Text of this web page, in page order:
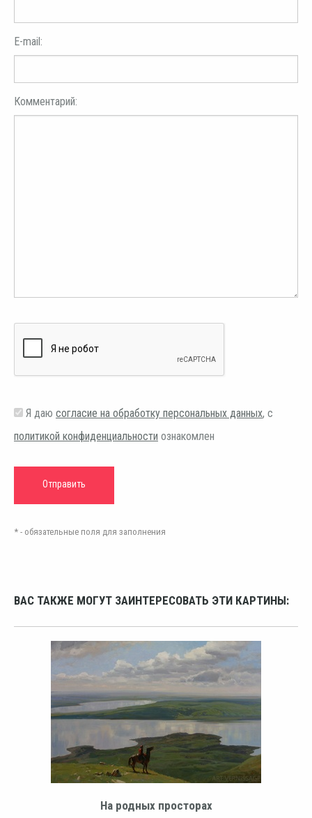
E-mail:
Комментарий:
Я даю согласие на обработку персональных данных, с
политикой конфиденциальности ознакомлен
* - обязательные поля для заполнения
ВАС ТАКЖЕ МОГУТ ЗАИНТЕРЕСОВАТЬ ЭТИ КАРТИНЫ:
На родных просторах